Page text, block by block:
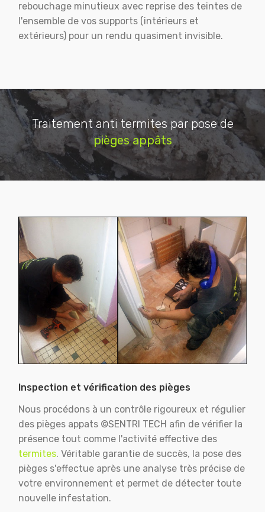
rebouchage minutieux avec reprise des teintes de
l'ensemble de vos supports (intérieurs et
extérieurs) pour un rendu quasiment invisible.
Traitement anti termites par pose de
pièges appâts
Inspection et vérification des pièges
Nous procédons à un contrôle rigoureux et régulier
des pièges appats ©SENTRI TECH afin de vérifier la
présence tout comme l'activité effective des
termites. Véritable garantie de succès, la pose des
pièges s'effectue après une analyse très précise de
votre environnement et permet de détecter toute
nouvelle infestation.